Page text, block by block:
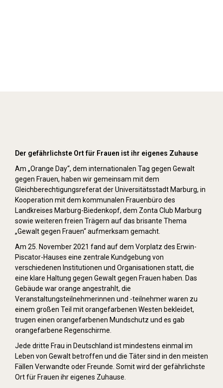
Der gefährlichste Ort für Frauen ist ihr eigenes Zuhause
Am „Orange Day“, dem internationalen Tag gegen Gewalt
gegen Frauen, haben wir gemeinsam mit dem
Gleichberechtigungsreferat der Universitätsstadt Marburg, in
Kooperation mit dem kommunalen Frauenbüro des
Landkreises Marburg-Biedenkopf, dem Zonta Club Marburg
sowie weiteren freien Trägern auf das brisante Thema
„Gewalt gegen Frauen“ aufmerksam gemacht.
Am 25. November 2021 fand auf dem Vorplatz des Erwin-
Piscator-Hauses eine zentrale Kundgebung von
verschiedenen Institutionen und Organisationen statt, die
eine klare Haltung gegen Gewalt gegen Frauen haben. Das
Gebäude war orange angestrahlt, die
Veranstaltungsteilnehmerinnen und -teilnehmer waren zu
einem großen Teil mit orangefarbenen Westen bekleidet,
trugen einen orangefarbenen Mundschutz und es gab
orangefarbene Regenschirme.
Jede dritte Frau in Deutschland ist mindestens einmal im
Leben von Gewalt betroffen und die Täter sind in den meisten
Fällen Verwandte oder Freunde. Somit wird der gefährlichste
Ort für Frauen ihr eigenes Zuhause.